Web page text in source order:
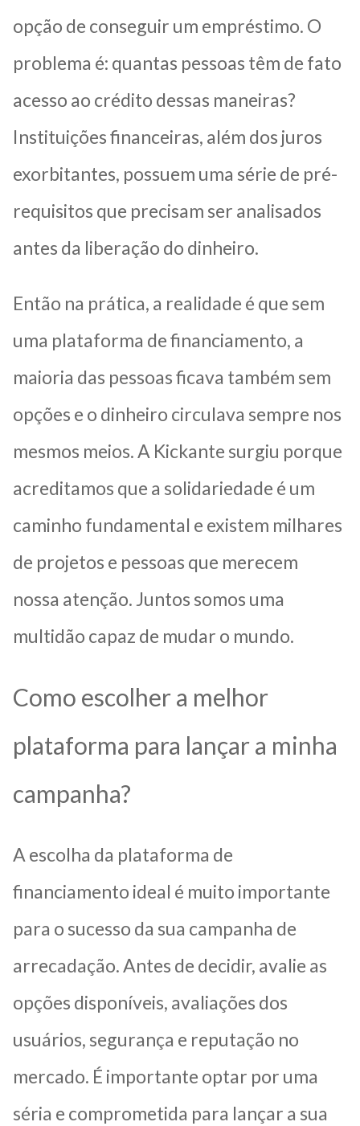
opção de conseguir um empréstimo. O
problema é: quantas pessoas têm de fato
acesso ao crédito dessas maneiras?
Instituições financeiras, além dos juros
exorbitantes, possuem uma série de pré-
requisitos que precisam ser analisados
antes da liberação do dinheiro.
Então na prática, a realidade é que sem
uma plataforma de financiamento, a
maioria das pessoas ficava também sem
opções e o dinheiro circulava sempre nos
mesmos meios. A Kickante surgiu porque
acreditamos que a solidariedade é um
caminho fundamental e existem milhares
de projetos e pessoas que merecem
nossa atenção. Juntos somos uma
multidão capaz de mudar o mundo.
Como escolher a melhor
plataforma para lançar a minha
campanha?
A escolha da plataforma de
financiamento ideal é muito importante
para o sucesso da sua campanha de
arrecadação. Antes de decidir, avalie as
opções disponíveis, avaliações dos
usuários, segurança e reputação no
mercado. É importante optar por uma
séria e comprometida para lançar a sua